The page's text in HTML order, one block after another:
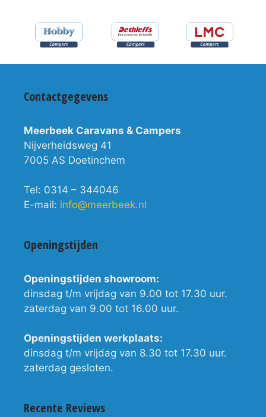
Contactgegevens
Meerbeek Caravans & Campers
Nijverheidsweg 41
7005 AS Doetinchem
Tel: 0314 – 344046
E-mail: info@meerbeek.nl
Openingstijden
Openingstijden showroom:
dinsdag t/m vrijdag van 9.00 tot 17.30 uur.
zaterdag van 9.00 tot 16.00 uur.
Openingstijden werkplaats:
dinsdag t/m vrijdag van 8.30 tot 17.30 uur.
zaterdag gesloten.
Recente Reviews